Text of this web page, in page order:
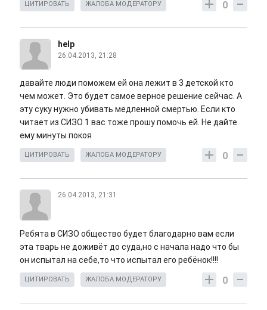
0
ЦИТИРОВАТЬ ЖАЛОБА МОДЕРАТОРУ
help
26.04.2013, 21:28
давайте люди поможем ей она лежит в 3 детской кто
чем может. Это будет самое верное решение сейчас. А
эту суку нужно убивать медленной смертью. Если кто
читает из СИЗО 1 вас тоже прошу помочь ей. Не дайте
ему минуты покоя
0
ЦИТИРОВАТЬ ЖАЛОБА МОДЕРАТОРУ
26.04.2013, 21:31
Ребята в СИЗО общество будет благодарно вам если
эта тварь не доживёт до суда,но с начала надо что бы
он испытал на себе,то что испытал его ребёнок!!!!
0
ЦИТИРОВАТЬ ЖАЛОБА МОДЕРАТОРУ